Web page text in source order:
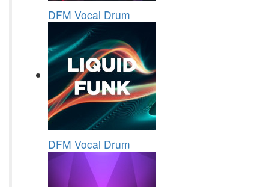
DFM Vocal Drum
DFM Vocal Drum